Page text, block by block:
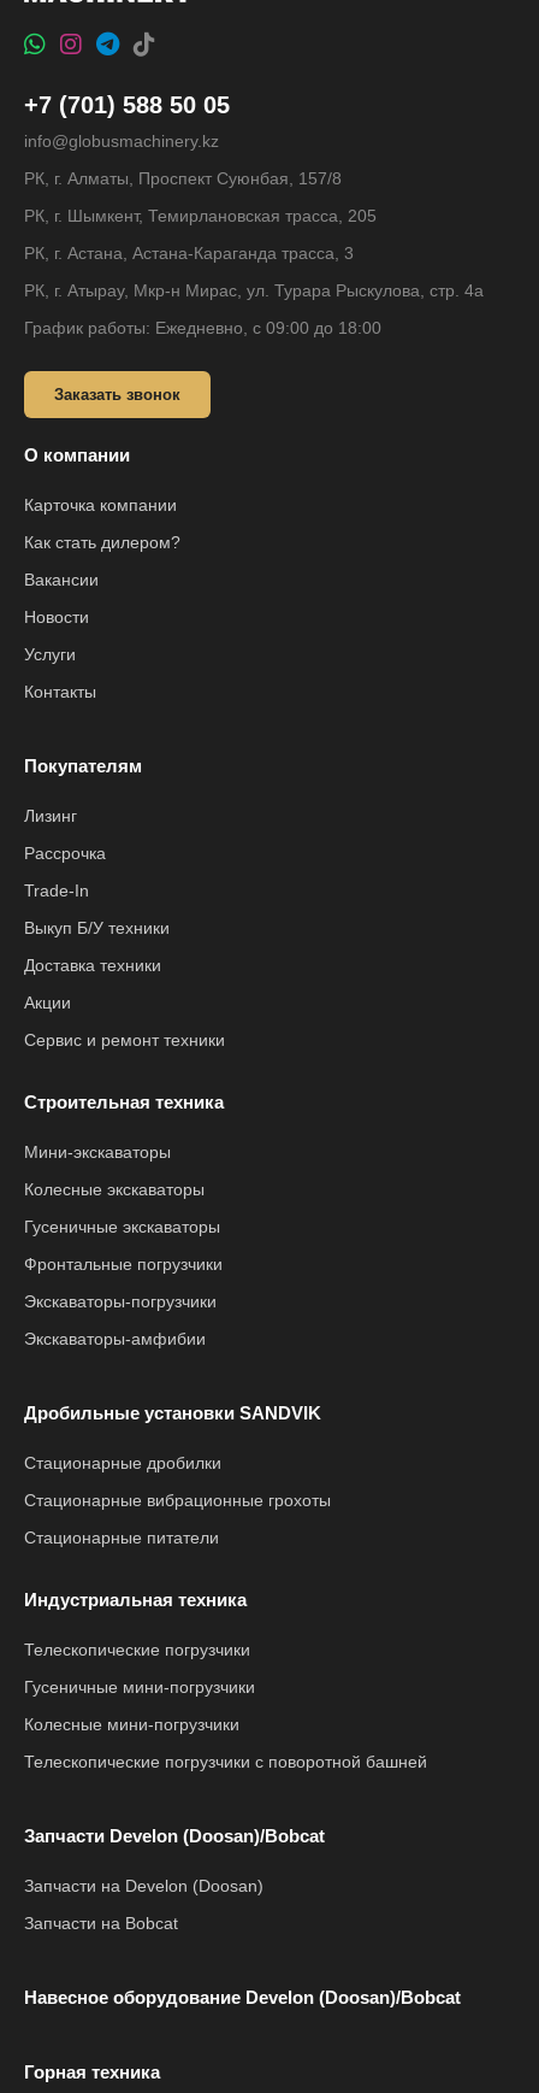
+7 (701) 588 50 05
info@globusmachinery.kz
РК, г. Алматы, Проспект Суюнбая, 157/8
РК, г. Шымкент, Темирлановская трасса, 205
РК, г. Астана, Астана-Караганда трасса, 3
РК, г. Атырау, Мкр-н Мирас, ул. Турара Рыскулова, стр. 4а
График работы: Ежедневно, с 09:00 до 18:00
Заказать звонок
О компании
Карточка компании
Как стать дилером?
Вакансии
Новости
Услуги
Контакты
Покупателям
Лизинг
Рассрочка
Trade-In
Выкуп Б/У техники
Доставка техники
Акции
Сервис и ремонт техники
Строительная техника
Мини-экскаваторы
Колесные экскаваторы
Гусеничные экскаваторы
Фронтальные погрузчики
Экскаваторы-погрузчики
Экскаваторы-амфибии
Дробильные установки SANDVIK
Стационарные дробилки
Стационарные вибрационные грохоты
Стационарные питатели
Индустриальная техника
Телескопические погрузчики
Гусеничные мини-погрузчики
Колесные мини-погрузчики
Телескопические погрузчики с поворотной башней
Запчасти Develon (Doosan)/Bobcat
Запчасти на Develon (Doosan)
Запчасти на Bobcat
Навесное оборудование Develon (Doosan)/Bobcat
Горная техника